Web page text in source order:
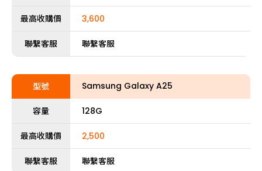
最高收購價 3,600
聯繫客服 聯繫客服
型號 Samsung Galaxy A25
容量 128G
最高收購價 2,500
聯繫客服 聯繫客服